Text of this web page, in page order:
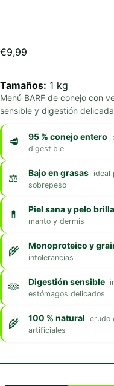
€9,99
Tamaños: 1 kg
Menú BARF de conejo con
sensible y digestión delicada
95 % conejo entero
digestible
Bajo en grasas ideal
sobrepeso
Piel sana y pelo
manto y dermis
Monoproteico y
intolerancias
Digestión sensible
estómagos delicados
100 % natural crudo
artificiales